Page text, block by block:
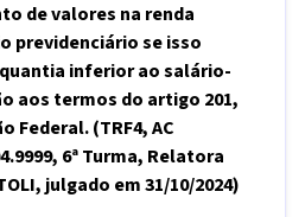
de valores na renda
previdenciário se isso
inferior ao salário-
aos termos do artigo 201,
Federal. (TRF4, AC
6ª Turma, Relatora
julgado em 31/10/2024)